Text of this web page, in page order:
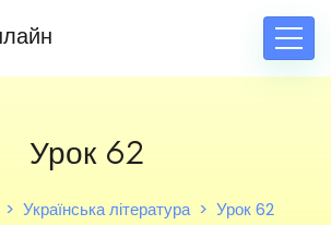
Урок 62
Українська література Урок 62